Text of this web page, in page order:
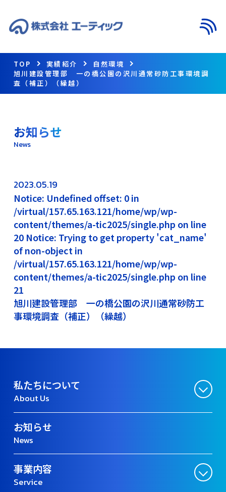
TOP 実績紹介
自然環境
旭川建設管理部 一の橋公園の沢川通常砂防工事環境調
査（補正）（繰越）
お知らせ
News
2023.05.19
Notice: Undefined offset: 0 in
/virtual/157.65.163.121/home/wp/wp-
content/themes/a-tic2025/single.php on line
20 Notice: Trying to get property 'cat_name'
of non-object in
/virtual/157.65.163.121/home/wp/wp-
content/themes/a-tic2025/single.php on line
21
旭川建設管理部 一の橋公園の沢川通常砂防工
事環境調査（補正）（繰越）
私たちについて
About Us
お知らせ
News
事業内容
Service